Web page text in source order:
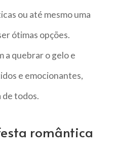
ou até mesmo uma
ótimas opções.
a quebrar o gelo e
e emocionantes,
de todos.
romântica